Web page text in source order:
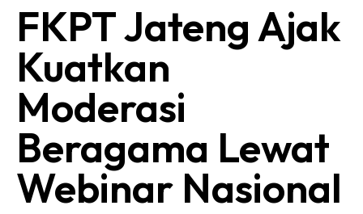
FKPT Jateng Ajak
Kuatkan
Moderasi
Beragama Lewat
Webinar Nasional